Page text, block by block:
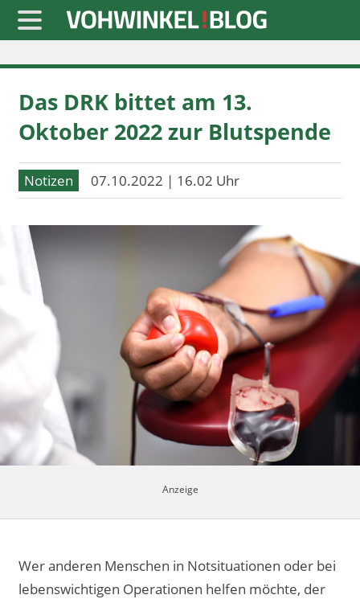
Startseite
» Blaulicht
» Freizeit
» Notizen
» Politik
» Wirtschaft
Werbung
Datenschutz
Impressum
Das DRK bittet am 13.
Oktober 2022 zur Blutspende
Notizen 07.10.2022 | 16.02 Uhr
Wer anderen Menschen in Notsituationen oder bei
lebenswichtigen Operationen helfen möchte, der